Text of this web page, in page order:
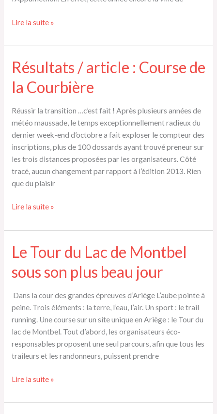
Corrida
Pamiers
Lire la suite »
Résultats / article : Course de
la Courbière
Réussir la transition …c’est fait ! Après plusieurs années de
météo maussade, le temps exceptionnellement radieux du
dernier week-end d’octobre a fait exploser le compteur des
inscriptions, plus de 100 dossards ayant trouvé preneur sur
les trois distances proposées par les organisateurs. Côté
tracé, aucun changement par rapport à l’édition 2013. Rien
que du plaisir
Résultats
article
Course
la
Courbière
Lire la suite »
Le Tour du Lac de Montbel
sous son plus beau jour
Dans la cour des grandes épreuves d’Ariège L’aube pointe à
peine. Trois éléments : la terre, l’eau, l’air. Un sport : le trail
running. Une course sur un site unique en Ariège : le Tour du
lac de Montbel. Tout d’abord, les organisateurs éco-
responsables proposent une seul parcours, afin que tous les
traileurs et les randonneurs, puissent prendre
Le
du
Lire la suite »